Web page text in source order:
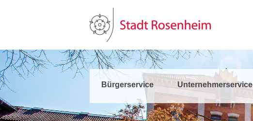
Bürgerservice Unternehmerservice